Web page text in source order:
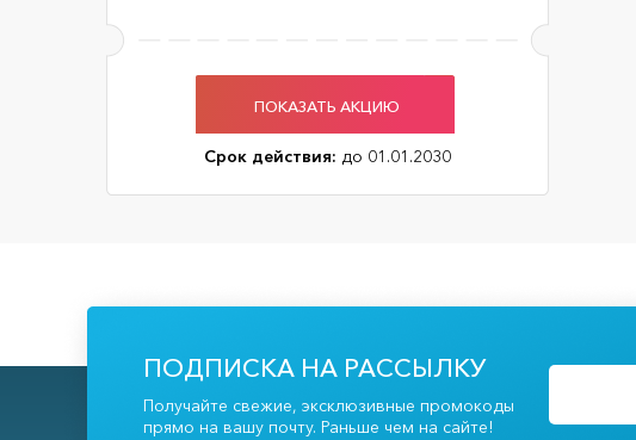
ПОКАЗАТЬ АКЦИЮ
Срок действия: до 01.01.2030
ПОДПИСКА НА РАССЫЛКУ
Получайте свежие, эксклюзивные промокоды
прямо на вашу почту. Раньше чем на сайте!